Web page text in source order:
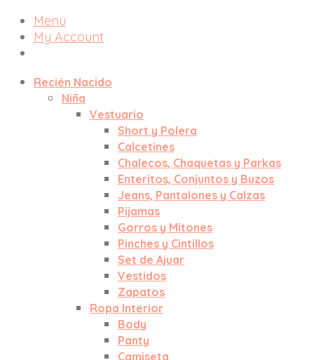
Menu
My Account
Recién Nacido
Niña
Vestuario
Short y Polera
Calcetines
Chalecos, Chaquetas y Parkas
Enteritos, Conjuntos y Buzos
Jeans, Pantalones y Calzas
Pijamas
Gorros y Mitones
Pinches y Cintillos
Set de Ajuar
Vestidos
Zapatos
Ropa Interior
Body
Panty
Camiseta